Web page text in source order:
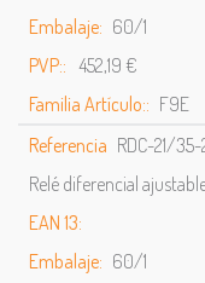
Embalaje: 60/1
PVP:: 452,19 €
Familia Artículo:: F9E
Referencia RDC-21/35-
Relé diferencial
EAN 13:
Embalaje: 60/1